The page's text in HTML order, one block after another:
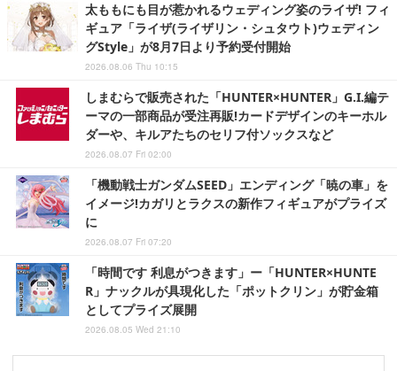
太ももにも目が惹かれるウェディング姿のライザ! フィ
ギュア「ライザ(ライザリン・シュタウト)ウェディン
グStyle」が8月7日より予約受付開始
2026.08.06 Thu 10:15
しまむらで販売された「HUNTER×HUNTER」G.I.編テ
ーマの一部商品が受注再販!カードデザインのキーホル
ダーや、キルアたちのセリフ付ソックスなど
2026.08.07 Fri 02:00
「機動戦士ガンダムSEED」エンディング「暁の車」を
イメージ!カガリとラクスの新作フィギュアがプライズ
に
2026.08.07 Fri 07:20
「時間です 利息がつきます」ー「HUNTER×HUNTE
R」ナックルが具現化した「ポットクリン」が貯金箱
としてプライズ展開
2026.08.05 Wed 21:10